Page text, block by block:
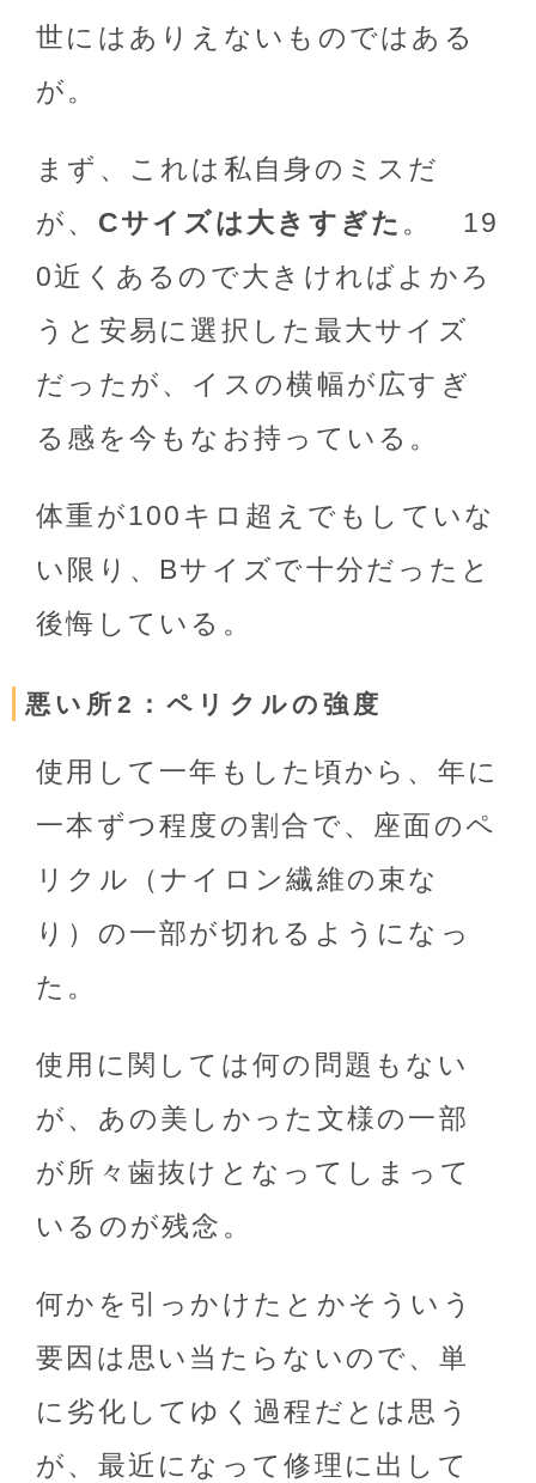
世にはありえないものではある
が。
まず、これは私自身のミスだ
が、 Cサイズは大きすぎた 。 19
0近くあるので大きければよかろ
うと安易に選択した最大サイズ
だったが、イスの横幅が広すぎ
る感を今もなお持っている。
体重が100キロ超えでもしていな
い限り、Bサイズで十分だったと
後悔している。
悪い所2：ペリクルの強度
使用して一年もした頃から、年に
一本ずつ程度の割合で、座面のペ
リクル（ナイロン繊維の束な
り）の一部が切れるようになっ
た。
使用に関しては何の問題もない
が、あの美しかった文様の一部
が所々歯抜けとなってしまって
いるのが残念。
何かを引っかけたとかそういう
要因は思い当たらないので、単
に劣化してゆく過程だとは思う
が、最近になって修理に出して